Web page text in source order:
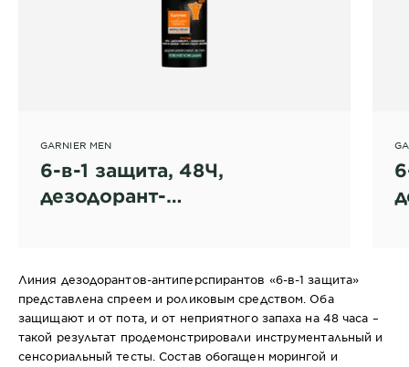
GARNIER MEN
6-в-1 защита, 48Ч,
дезодорант-
Линия дезодорантов-антиперспирантов «6-в-1 защита»
представлена спреем и роликовым средством. Оба
защищают и от пота, и от неприятного запаха на 48 часа –
такой результат продемонстрировали инструментальный и
сенсориальный тесты. Состав обогащен морингой и